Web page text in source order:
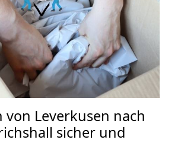
von Leverkusen nach
sicher und